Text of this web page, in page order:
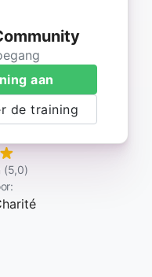
aan
de training
(5,0)